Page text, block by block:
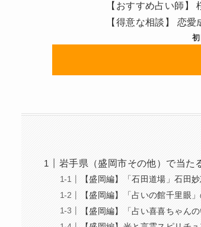
【おすすめ占い師】
【得意な相談】 恋
岩手県（盛岡市その他）で当た
【盛岡編】「石田道場」石田
【盛岡編】「占いの館千里眼
【盛岡編】「占い喜喜ちゃん